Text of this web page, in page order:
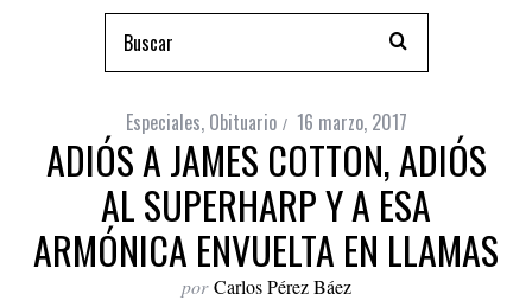
Especiales, Obituario 16 marzo, 2017
ADIÓS A JAMES COTTON, ADIÓS
AL SUPERHARP Y A ESA
ARMÓNICA ENVUELTA EN LLAMAS
por Carlos Pérez Báez